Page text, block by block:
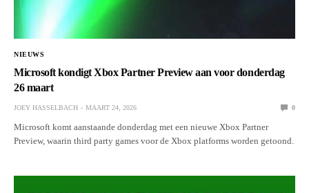
NIEUWS
Microsoft kondigt Xbox Partner Preview aan voor donderdag
26 maart
JOEY HASSELBACH MAART 24, 2026 0
Microsoft komt aanstaande donderdag met een nieuwe Xbox Partner
Preview, waarin third party games voor de Xbox platforms worden getoond.